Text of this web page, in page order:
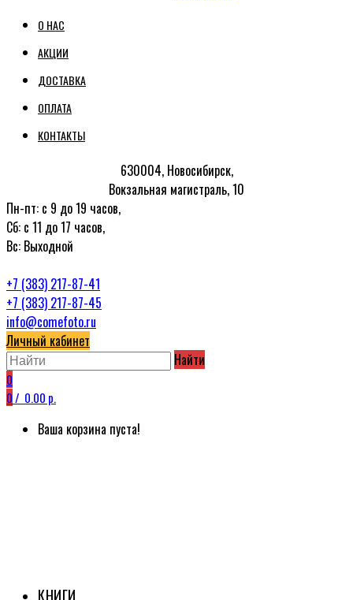
О НАС
АКЦИИ
ДОСТАВКА
ОПЛАТА
КОНТАКТЫ
630004, Новосибирск,
Вокзальная магистраль, 10
Пн-пт: с 9 до 19 часов,
Сб: с 11 до 17 часов,
Вс: Выходной
+7 (383) 217-87-41
+7 (383) 217-87-45
info@comefoto.ru
Личный кабинет
Найти
0
0/ 0.00 р.
Ваша корзина пуста!
КНИГИ